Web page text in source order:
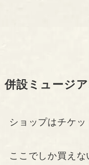
併設ミュージ
ショップはチケッ
ここでしか買え